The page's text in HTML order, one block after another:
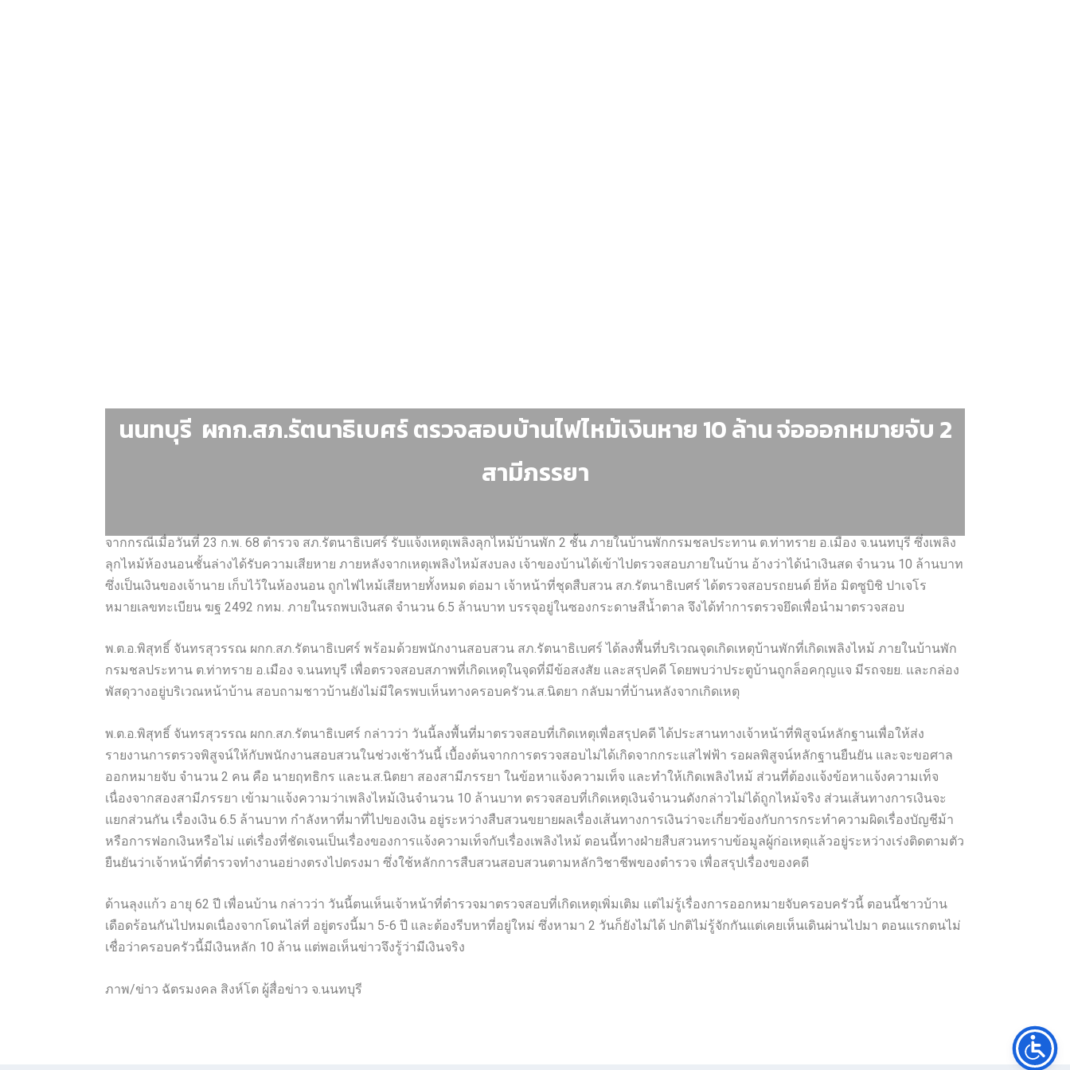
นนทบุรี ผกก.สภ.รัตนาธิเบศร์ ตรวจสอบบ้านไฟไหม้เงินหาย 10 ล้าน จ่อออกหมายจับ 2
สามีภรรยา
จากกรณีเมื่อวันที่ 23 ก.พ. 68 ตำรวจ สภ.รัตนาธิเบศร์ รับแจ้งเหตุเพลิงลุกไหม้บ้านพัก 2 ชั้น ภายในบ้านพักกรมชลประทาน ต.ท่าทราย อ.เมือง จ.นนทบุรี ซึ่งเพลิง
ลุกไหม้ห้องนอนชั้นล่างได้รับความเสียหาย ภายหลังจากเหตุเพลิงไหม้สงบลง เจ้าของบ้านได้เข้าไปตรวจสอบภายในบ้าน อ้างว่าได้นำเงินสด จำนวน 10 ล้านบาท
ซึ่งเป็นเงินของเจ้านาย เก็บไว้ในห้องนอน ถูกไฟไหม้เสียหายทั้งหมด ต่อมา เจ้าหน้าที่ชุดสืบสวน สภ.รัตนาธิเบศร์ ได้ตรวจสอบรถยนต์ ยี่ห้อ มิตซูบิชิ ปาเจโร
หมายเลขทะเบียน ฆฐ 2492 กทม. ภายในรถพบเงินสด จำนวน 6.5 ล้านบาท บรรจุอยู่ในซองกระดาษสีน้ำตาล จึงได้ทำการตรวจยึดเพื่อนำมาตรวจสอบ
พ.ต.อ.พิสุทธิ์ จันทรสุวรรณ ผกก.สภ.รัตนาธิเบศร์ พร้อมด้วยพนักงานสอบสวน สภ.รัตนาธิเบศร์ ได้ลงพื้นที่บริเวณจุดเกิดเหตุบ้านพักที่เกิดเพลิงไหม้ ภายในบ้านพัก
กรมชลประทาน ต.ท่าทราย อ.เมือง จ.นนทบุรี เพื่อตรวจสอบสภาพที่เกิดเหตุในจุดที่มีข้อสงสัย และสรุปคดี โดยพบว่าประตูบ้านถูกล็อคกุญแจ มีรถจยย. และกล่อง
พัสดุวางอยู่บริเวณหน้าบ้าน สอบถามชาวบ้านยังไม่มีใครพบเห็นทางครอบครัวน.ส.นิตยา กลับมาที่บ้านหลังจากเกิดเหตุ
พ.ต.อ.พิสุทธิ์ จันทรสุวรรณ ผกก.สภ.รัตนาธิเบศร์ กล่าวว่า วันนี้ลงพื้นที่มาตรวจสอบที่เกิดเหตุเพื่อสรุปคดี ได้ประสานทางเจ้าหน้าที่พิสูจน์หลักฐานเพื่อให้ส่ง
รายงานการตรวจพิสูจน์ให้กับพนักงานสอบสวนในช่วงเช้าวันนี้ เบื้องต้นจากการตรวจสอบไม่ได้เกิดจากกระแสไฟฟ้า รอผลพิสูจน์หลักฐานยืนยัน และจะขอศาล
ออกหมายจับ จำนวน 2 คน คือ นายฤทธิกร และน.ส.นิตยา สองสามีภรรยา ในข้อหาแจ้งความเท็จ และทำให้เกิดเพลิงไหม้ ส่วนที่ต้องแจ้งข้อหาแจ้งความเท็จ
เนื่องจากสองสามีภรรยา เข้ามาแจ้งความว่าเพลิงไหม้เงินจำนวน 10 ล้านบาท ตรวจสอบที่เกิดเหตุเงินจำนวนดังกล่าวไม่ได้ถูกไหม้จริง ส่วนเส้นทางการเงินจะ
แยกส่วนกัน เรื่องเงิน 6.5 ล้านบาท กำลังหาที่มาที่ไปของเงิน อยู่ระหว่างสืบสวนขยายผลเรื่องเส้นทางการเงินว่าจะเกี่ยวข้องกับการกระทำความผิดเรื่องบัญชีม้า
หรือการฟอกเงินหรือไม่ แต่เรื่องที่ชัดเจนเป็นเรื่องของการแจ้งความเท็จกับเรื่องเพลิงไหม้ ตอนนี้ทางฝ่ายสืบสวนทราบข้อมูลผู้ก่อเหตุแล้วอยู่ระหว่างเร่งติดตามตัว
ยืนยันว่าเจ้าหน้าที่ตำรวจทำงานอย่างตรงไปตรงมา ซึ่งใช้หลักการสืบสวนสอบสวนตามหลักวิชาชีพของตำรวจ เพื่อสรุปเรื่องของคดี
ด้านลุงแก้ว อายุ 62 ปี เพื่อนบ้าน กล่าวว่า วันนี้ตนเห็นเจ้าหน้าที่ตำรวจมาตรวจสอบที่เกิดเหตุเพิ่มเติม แต่ไม่รู้เรื่องการออกหมายจับครอบครัวนี้ ตอนนี้ชาวบ้าน
เดือดร้อนกันไปหมดเนื่องจากโดนไล่ที่ อยู่ตรงนี้มา 5-6 ปี และต้องรีบหาที่อยู่ใหม่ ซึ่งหามา 2 วันก็ยังไม่ได้ ปกติไม่รู้จักกันแต่เคยเห็นเดินผ่านไปมา ตอนแรกตนไม่
เชื่อว่าครอบครัวนี้มีเงินหลัก 10 ล้าน แต่พอเห็นข่าวจึงรู้ว่ามีเงินจริง
ภาพ/ข่าว ฉัตรมงคล สิงห์โต ผู้สื่อข่าว จ.นนทบุรี